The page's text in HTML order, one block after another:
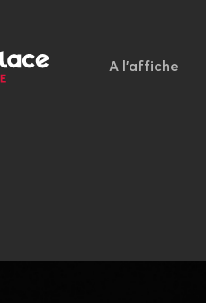
A l'affiche